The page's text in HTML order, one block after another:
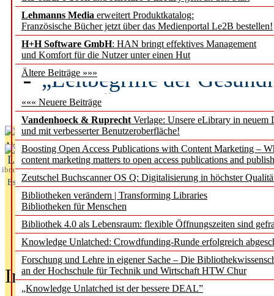
Lehmanns Media erweitert Produktkatalog:
Französische Bücher jetzt über das Medienportal Le2B bestellen!
H+H Software GmbH: HAN bringt effektives Management
und Komfort für die Nutzer unter einen Hut
Ältere Beiträge »»»
««« Neuere Beiträge
Vandenhoeck & Ruprecht Verlage: Unsere eLibrary in neuem
und mit verbesserter Benutzeroberfläche!
Boosting Open Access Publications with Content Marketing –
content marketing matters to open access publications and
Zeutschel Buchscanner OS Q: Digitalisierung in höchster
Bibliotheken verändern | Transforming Libraries
Bibliotheken für Menschen
Bibliothek 4.0 als Lebensraum: flexible Öffnungszeiten sind
Knowledge Unlatched: Crowdfunding-Runde erfolgreich
Forschung und Lehre in eigener Sache – Die
an der Hochschule für Technik und Wirtschaft HTW Chur
„Knowledge Unlatched ist der bessere DEAL”
Künstliche Intelligenz
besser zu verstehen
„Leitbegriffe der
des BIÖG erscheinen
Aktuelles aus
L
ibrary
Essentials
In der Ausgabe06/2026(August